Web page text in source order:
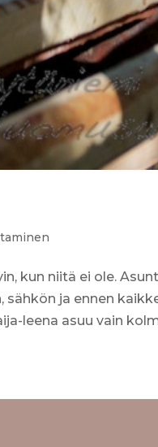
kun niitä ei ole.
ja ennen
leena asuu vain